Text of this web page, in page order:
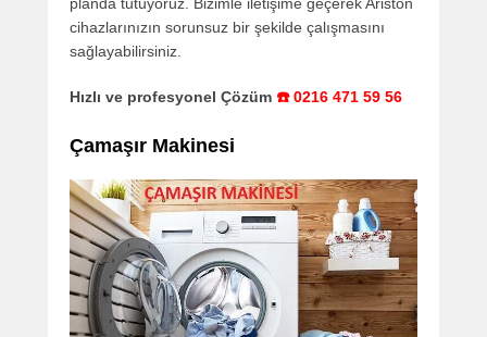
cihazlarınızın sorunsuz bir şekilde çalışmasını
sağlayabilirsiniz.
Hızlı ve profesyonel Çözüm ☎️ 0216 471 59 56
Çamaşır Makinesi